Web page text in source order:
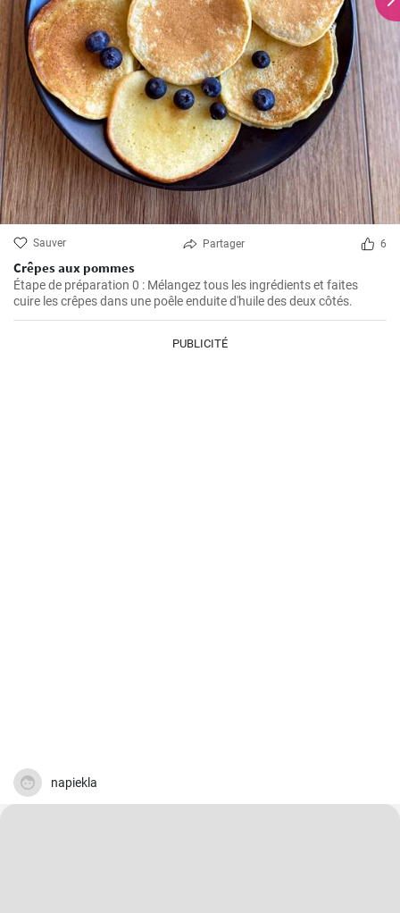
Sauver Partager 6
Crêpes aux pommes
Étape de préparation 0 : Mélangez tous les ingrédients et faites
cuire les crêpes dans une poêle enduite d'huile des deux côtés.
PUBLICITÉ
napiekla